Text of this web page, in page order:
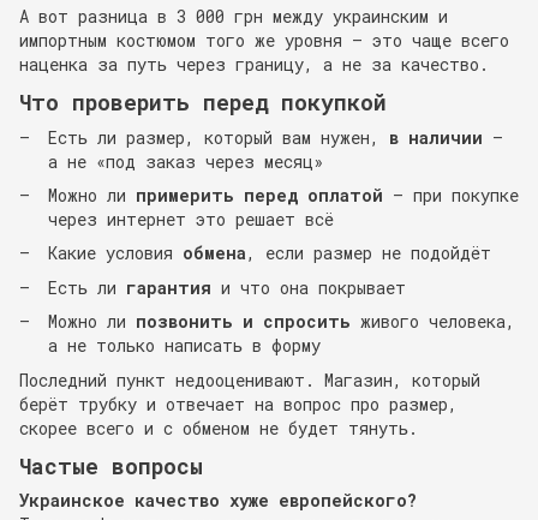
А вот разница в 3 000 грн между украинским и
импортным костюмом того же уровня — это чаще всего
наценка за путь через границу, а не за качество.
Что проверить перед покупкой
Есть ли размер, который вам нужен, в наличии —
а не «под заказ через месяц»
Можно ли примерить перед оплатой — при покупке
через интернет это решает всё
Какие условия обмена, если размер не подойдёт
Есть ли гарантия и что она покрывает
Можно ли позвонить и спросить живого человека,
а не только написать в форму
Последний пункт недооценивают. Магазин, который
берёт трубку и отвечает на вопрос про размер,
скорее всего и с обменом не будет тянуть.
Частые вопросы
Украинское качество хуже европейского?